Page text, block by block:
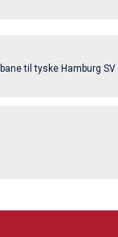
til tyske Hamburg